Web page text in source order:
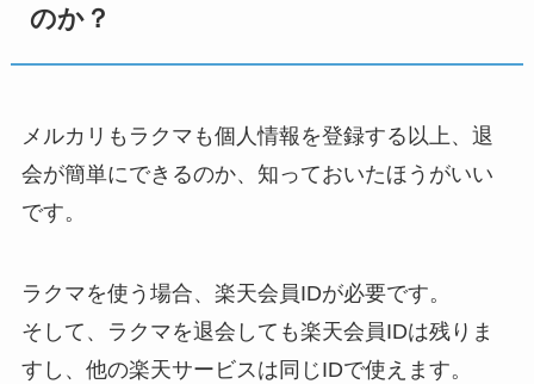
のか？
メルカリもラクマも個人情報を登録する以上、退
会が簡単にできるのか、知っておいたほうがいい
です。
ラクマを使う場合、楽天会員IDが必要です。
そして、ラクマを退会しても楽天会員IDは残りま
すし、他の楽天サービスは同じIDで使えます。